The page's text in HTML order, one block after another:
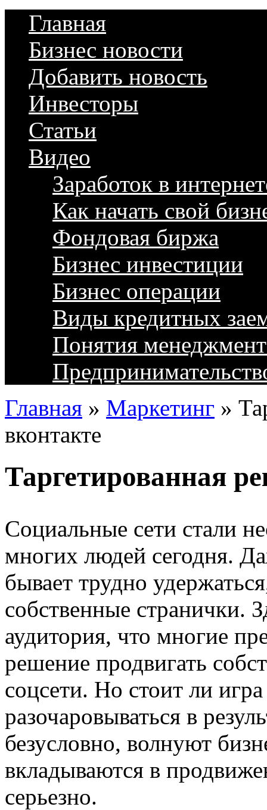
Главная
Бизнес новости
Добавить новость
Инвесторы
Статьи
Видео
Заработок в
Как начать свой
Фондовая биржа
Бизнес инвестиции
Бизнес операции
Виды кредитных
Понятия
Главная » Маркетинг »
вконтакте
Таргетированная
Социальные сети стали
многих людей сегодня.
бывает трудно
собственные странички.
аудитория, что многие
решение продвигать
соцсети. Но стоит ли
разочаровываться в
безусловно, волнуют
вкладываются в
серьезно.